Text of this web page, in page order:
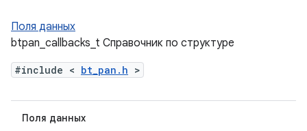
Поля данных
btpan_callbacks_t Справочник по структуре
#include < bt_pan.h >
Поля данных